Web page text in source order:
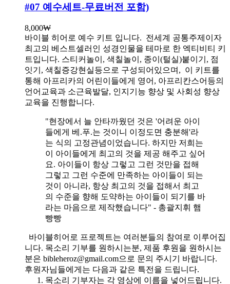
#07 예수세트-무료버전 포함)
8,000₩
바이블 히어로 예수 키트 입니다. 전세계 공통주제이자
최고의 베스트셀러인 성경인물을 테마로 한 엑티비티 키
트입니다. 스티커놀이, 색칠놀이, 종이(털실)붙이기, 점
잇기, 색칠증강현실등으로 구성되어있으며, 이 키트를
통해 아프리카의 어린이들에게 영어, 아프리칸스어등의
언어교육과 소근육발달, 인지기능 향상 및 사회성 향상
교육을 진행합니다.
"현장에서 늘 안타까웠던 것은 '어려운 아이
들에게 베.푸.는 것이니 이정도면 충분해'라
는 식의 고정관념이었습니다. 하지만 저희는
이 아이들에게 최고의 것을 제공 해주고 싶어
요. 아이들이 항상 그렇고 그런 것만을 접해
그렇고 그런 수준에 만족하는 아이들이 되는
것이 아니라, 항상 최고의 것을 접해서 최고
의 수준을 향해 도약하는 아이들이 되기를 바
라는 마음으로 제작했습니다" - 총괄지휘 햄
빵빵
바이블히어로 프로젝트는 여러분들의 참여로 이루어집
니다. 목소리 기부를 원하시는분, 제품 후원을 원하시는
분은 bibleheroz@gmail.com으로 문의 주시기 바랍니다.
후원자님들에게는 다음과 같은 특전을 드립니다.
목소리 기부자는 각 영상에 이름을 넣어드립니다.